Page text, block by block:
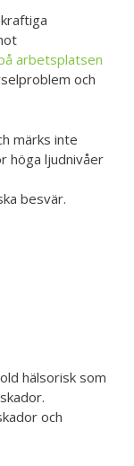
arbetsplatsen
och
märks inte
höga ljudnivåer
besvär.
hälsorisk som
och